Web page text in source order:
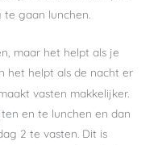
te gaan lunchen.
maar het helpt als je
het helpt als de nacht er
vasten makkelijker.
en te lunchen en dan
2 te vasten. Dit is